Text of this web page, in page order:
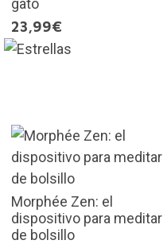
23,99€
Morphée Zen: el
dispositivo para meditar
de bolsillo